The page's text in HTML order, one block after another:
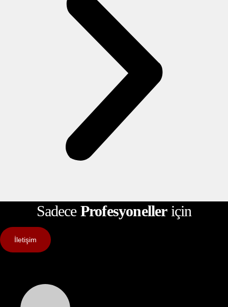
Sadece Profesyonelleriçin
İletişim